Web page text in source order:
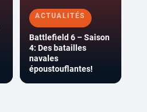
ACTUALITÉS
Battlefield 6 – Saison
4: Des batailles
navales
époustouflantes!